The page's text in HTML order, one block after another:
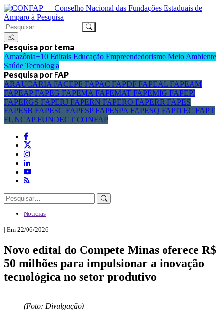
Pesquisa por tema
Amazônia+10 Editais Educação Empreendedorismo Meio Ambiente
Saúde Tecnologia
Pesquisa por FAP
ARAUCÁRIA FACEPE FAPAC FAPDF FAPEAL FAPEAM
FAPEAPFAPEG FAPEMA FAPEMAT FAPEMIG FAPEPI
FAPERGS FAPERJ FAPERN FAPERO FAPERR FAPES
FAPESB FAPESC FAPESPFAPESPA FAPESQ FAPITEC FAPT
FUNCAPFUNDECT CONFAP
Notícias
| Em 22/06/2026
Novo edital do Compete Minas oferece R$
50 milhões para impulsionar a inovação
tecnológica no setor produtivo
(Foto: Divulgação)